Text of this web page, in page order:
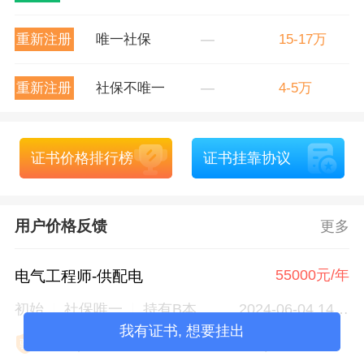
重新注册 唯一社保 — 15-17万
重新注册 社保不唯一 — 4-5万
证书价格排行榜 证书挂靠协议
用户价格反馈 更多
电气工程师-供配电 55000元/年
初始 社保唯一 持有B本 2024-06-04 14:18
 (南京华瀚工程咨询有限公司)
我有证书, 想要挂出